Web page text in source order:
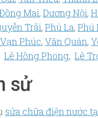
Mai, Dương Nội,
Trãi, Phú La, Phú
Vạn Phúc, Văn Quán,
Lê Hồng Phong, Lê
sử
sửa chữa điện nước